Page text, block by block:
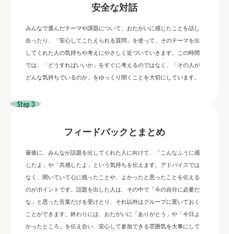
安全な対話
みんなで選んだテーマや課題について、おたがいに感じたことを話し
合ったり、「安心してこたえられる質問」を使って、そのテーマを出
してくれた人の気持ちや考えにやさしく近づいていきます。この時間
では、「どうすればいいか」をすぐに考えるのではなく、「その人が
どんな気持ちでいるのか」をゆっくり聞くことを大切にしています。
Step 3
フィードバックとまとめ
最後に、みんなが話題を出してくれた人に向けて、「こんなふうに感
じたよ」や「共感したよ」という気持ちを伝えます。アドバイスでは
なく、聞いていて心に残ったことや、よかったと思ったことを伝える
のがポイントです。話題を出した人は、その中で「今の自分に必要だ
な」と思った言葉だけを受けとり、それ以外はグループに置いておく
ことができます。終わりには、おたがいに「ありがとう」や「今日よ
かったところ」を伝え合い、安心して参加できる雰囲気を大事にして